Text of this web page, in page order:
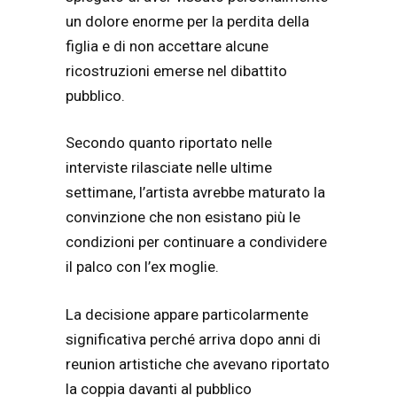
un dolore enorme per la perdita della
figlia e di non accettare alcune
ricostruzioni emerse nel dibattito
pubblico.
Secondo quanto riportato nelle
interviste rilasciate nelle ultime
settimane, l’artista avrebbe maturato la
convinzione che non esistano più le
condizioni per continuare a condividere
il palco con l’ex moglie.
La decisione appare particolarmente
significativa perché arriva dopo anni di
reunion artistiche che avevano riportato
la coppia davanti al pubblico